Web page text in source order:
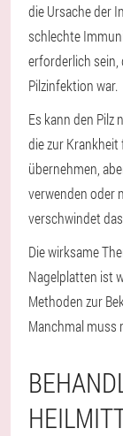
die Ursache der
schlechte
erforderlich sein,
Pilzinfektion war.
Es kann den Pilz
die zur Krankheit
übernehmen,
verwenden oder
verschwindet
Die wirksame
Nagelplatten ist
Methoden zur
Manchmal muss